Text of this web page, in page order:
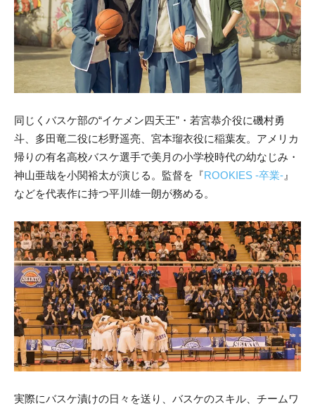
同じくバスケ部の“イケメン四天王”・若宮恭介役に磯村勇
斗、多田竜二役に杉野遥亮、宮本瑠衣役に稲葉友。アメリカ
帰りの有名高校バスケ選手で美月の小学校時代の幼なじみ・
神山亜哉を小関裕太が演じる。監督を『ROOKIES -卒業- 』
などを代表作に持つ平川雄一朗が務める。
実際にバスケ漬けの日々を送り、バスケのスキル、チームワ